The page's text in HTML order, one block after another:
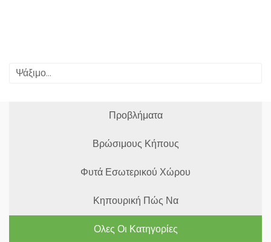
Προβλήματα
Βρώσιμους Κήπους
Φυτά Εσωτερικού Χώρου
Κηπουρική Πώς Να
Ολες Οι Κατηγορίες